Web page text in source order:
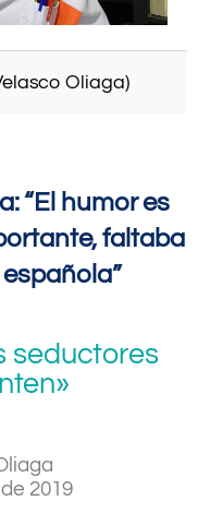
Oliaga)
“El humor es
faltaba
seductores
2019